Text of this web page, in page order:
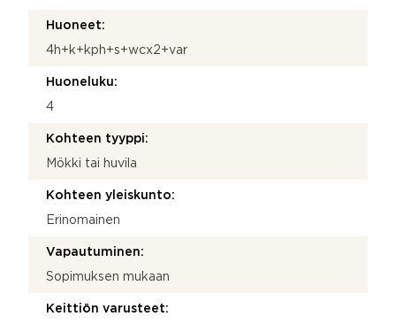
Huoneet:
4h+k+kph+s+wcx2+var
Huoneluku:
4
Kohteen tyyppi:
Mökki tai huvila
Kohteen yleiskunto:
Erinomainen
Vapautuminen:
Sopimuksen mukaan
Keittiön varusteet: